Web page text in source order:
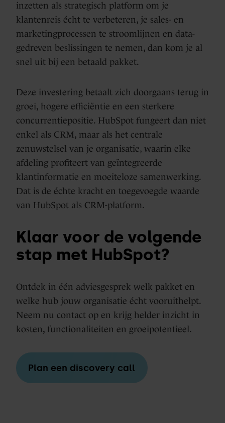
inzetten als strategisch platform om je
klantenreis écht te verbeteren, je sales- en
marketingprocessen te stroomlijnen en data-
gedreven beslissingen te nemen, dan kom je al
snel uit bij een betaald pakket.
Deze investering betaalt zich doorgaans terug in
groei, hogere efficiëntie en een sterkere
concurrentiepositie. HubSpot fungeert dan niet
enkel als CRM, maar als het centrale
zenuwstelsel van je organisatie, waarin elke
afdeling profiteert van geïntegreerde
klantinformatie en moeiteloze samenwerking.
Dat is de échte kracht en toegevoegde waarde
van HubSpot als CRM-platform.
Klaar voor de volgende
stap met HubSpot?
Ontdek in één adviesgesprek welk pakket en
welke hub jouw organisatie écht vooruithelpt.
Neem nu contact op en krijg helder inzicht in
kosten, functionaliteiten en groeipotentieel.
Plan een discovery call